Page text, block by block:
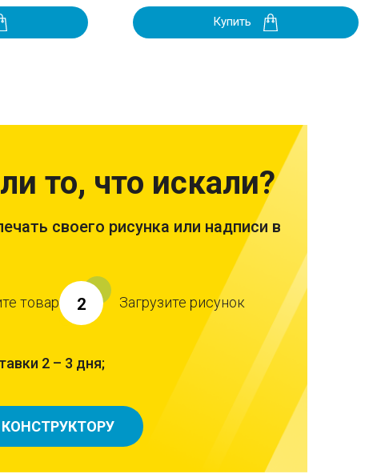
Купить
то, что искали?
своего рисунка или надписи в
товар 2 Загрузите рисунок
2 – 3 дня;